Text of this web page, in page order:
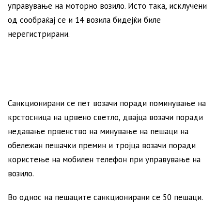
управување на моторно возило. Исто така, исклучени
од сообраќај се и 14 возила бидејќи биле
нерегистрирани.
Санкционирани се пет возачи поради поминување на
крстосница на црвено светло, двајца возачи поради
недавање првенство на минување на пешаци на
обележан пешачки премин и тројца возачи поради
користење на мобилен телефон при управување на
возило.
Во однос на пешаците санкционирани се 50 пешаци.